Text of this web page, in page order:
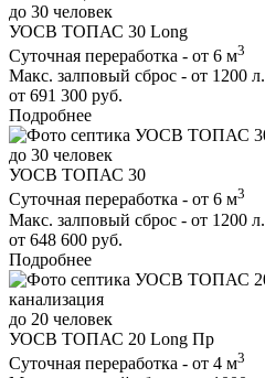
до 30 человек
УОСВ ТОПАС 30 Long
Суточная переработка - от 6 м3
Макс. залповый сброс - от 1200 л.
от 691 300 руб.
Подробнее
до 30 человек
УОСВ ТОПАС 30
Суточная переработка - от 6 м3
Макс. залповый сброс - от 1200 л.
от 648 600 руб.
Подробнее
до 20 человек
УОСВ ТОПАС 20 Long Пр
Суточная переработка - от 4 м3